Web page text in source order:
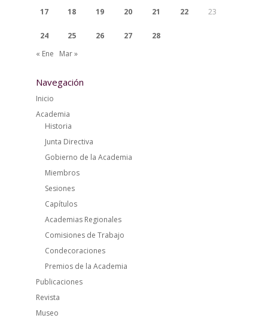
17 18 19 20 21 22 23
24 25 26 27
28
« Ene
Mar »
Navegación
Inicio
Academia
Historia
Junta Directiva
Gobierno de la Academia
Miembros
Sesiones
Capítulos
Academias Regionales
Comisiones de Trabajo
Condecoraciones
Premios de la Academia
Publicaciones
Revista
Museo